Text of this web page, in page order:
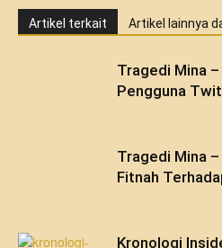
Artikel terkait Artikel lainnya
Tragedi Mina
Pengguna
Tragedi Mina
Fitnah
Kronologi